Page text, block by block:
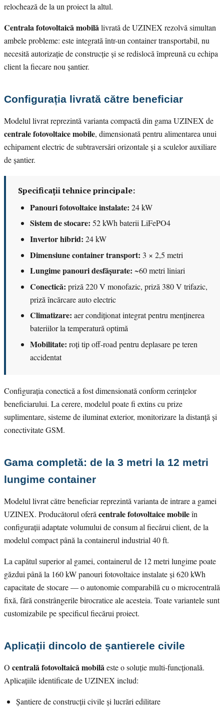
relochează de la un proiect la altul.
Centrala fotovoltaică mobilălivrată de UZINEX rezolvă simultan
ambele probleme: este integrată într-un container transportabil, nu
necesită autorizație de construcție și se redislocă împreună cu echipa
client la fiecare nou șantier.
Configurația livrată către beneficiar
Modelul livrat reprezintă varianta compactă din gama UZINEX de
centrale fotovoltaice mobile, dimensionată pentru alimentarea unui
echipament electric de subtraversări orizontale și a sculelor auxiliare
de șantier.
Specificații tehnice principale:
Panouri fotovoltaice instalate: 24 kW
Sistem de stocare: 52 kWh baterii LiFePO4
Invertor hibrid: 24 kW
Dimensiune container transport: 3 × 2,5 metri
Lungime panouri desfășurate: ~60 metri liniari
Conectică: priză 220 V monofazic, priză 380 V trifazic,
priză încărcare auto electric
Climatizare: aer condiționat integrat pentru menținerea
bateriilor la temperatură optimă
Mobilitate: roți tip off-road pentru deplasare pe teren
accidentat
Configurația conectică a fost dimensionată conform cerințelor
beneficiarului. La cerere, modelul poate fi extins cu prize
suplimentare, sisteme de iluminat exterior, monitorizare la distanță și
conectivitate GSM.
Gama completă: de la 3 metri la 12 metri
lungime container
Modelul livrat către beneficiar reprezintă varianta de intrare a gamei
UZINEX. Producătorul oferă centrale fotovoltaice mobileîn
configurații adaptate volumului de consum al fiecărui client, de la
modelul compact până la containerul industrial 40 ft.
La capătul superior al gamei, containerul de 12 metri lungime poate
găzdui până la 160 kW panouri fotovoltaice instalate și 620 kWh
capacitate de stocare — o autonomie comparabilă cu o microcentrală
fixă, fără constrângerile birocratice ale acesteia. Toate variantele sunt
customizabile pe specificul fiecărui proiect.
Aplicații dincolo de șantierele civile
O centrală fotovoltaică mobilăeste o soluție multi-funcțională.
Aplicațiile identificate de UZINEX includ:
Șantiere de construcții civile și lucrări edilitare